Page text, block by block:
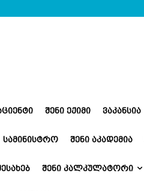
ᲨᲔᲜᲘ ᲔᲥᲘᲛᲘ ᲕᲐᲙᲐᲜᲡᲘᲐ
ᲡᲐᲛᲘᲜᲘᲡᲢᲠᲝ ᲨᲔᲜᲘ ᲐᲙᲐᲓᲔᲛᲘᲐ
ᲨᲔᲜᲘ ᲙᲐᲚᲙᲣᲚᲐᲢᲝᲠᲘ